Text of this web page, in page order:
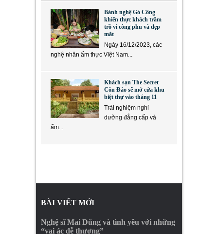
Bánh nghệ Gò Công
khiến thực khách trầm
trồ vì công phu và đẹp
mắt
Ngày 16/12/2023, các
nghệ nhân ẩm thực Việt Nam...
Khách sạn The Secret
Côn Đảo sẽ mở cửa khu
biệt thự vào tháng 11
Trải nghiệm nghỉ
dưỡng đẳng cấp và
ẩm...
BÀI VIẾT MỚI
Nghệ sĩ Mai Dũng và tình yêu với những
“vai ác dễ thương”